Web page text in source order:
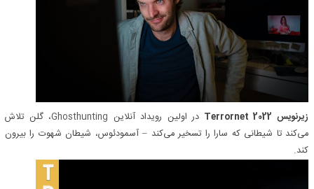
زیرنویس Terrornet 2022 در اولین رویداد آنلاین Ghosthunting، گلن تلاش
می‌کند تا شیطانی که سارا را تسخیر می‌کند – آسمودئوس، شیطان شهوت را بیرون
کند.